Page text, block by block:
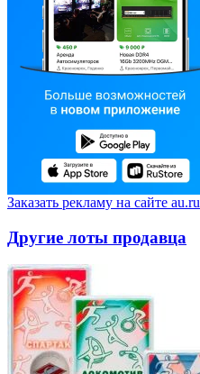
Заказать рекламу на сайте au.ru
Другие лоты продавца